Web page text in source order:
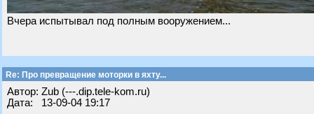
Вчера испытывал под полным вооружением...
Re: Про превращение моторки в яхту...
Автор: Zub (---.dip.tele-kom.ru)
Дата: 13-09-04 19:17